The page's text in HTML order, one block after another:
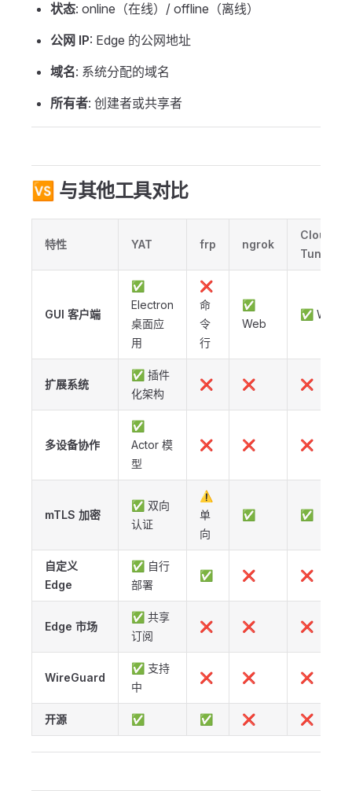
状态: online（在线）/ offline（离线）
公网 IP: Edge 的公网地址
域名: 系统分配的域名
所有者: 创建者或共享者
🆚 与其他工具对比
特性 YAT frp ngrok
Tunnel
GUI 客户端
✅
Electron
桌面应
用
❌
命
令
行
✅
Web
✅ Web
扩展系统
✅ 插件
化架构
❌ ❌ ❌
多设备协作
✅
Actor 模
型
❌ ❌ ❌
mTLS 加密
✅ 双向
认证
⚠️
单
向
✅ ✅
自定义
Edge
✅ 自行
部署
✅ ❌ ❌
Edge 市场
✅ 共享
订阅
❌ ❌ ❌
WireGuard
✅ 支持
中
❌ ❌ ❌
开源 ✅ ✅ ❌ ❌